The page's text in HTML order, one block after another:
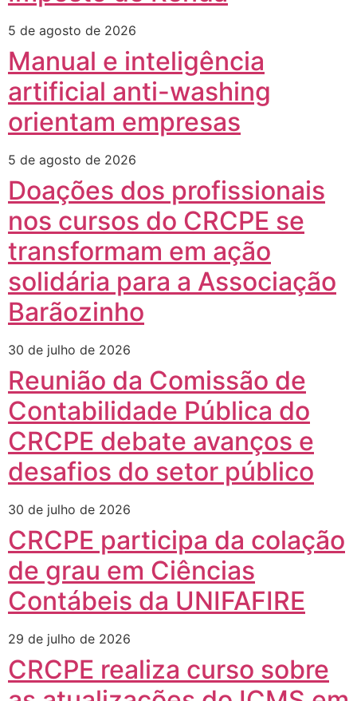
5 de agosto de 2026
Manual e inteligência
artificial anti-washing
orientam empresas
5 de agosto de 2026
Doações dos profissionais
nos cursos do CRCPE se
transformam em ação
solidária para a Associação
Barãozinho
30 de julho de 2026
Reunião da Comissão de
Contabilidade Pública do
CRCPE debate avanços e
desafios do setor público
30 de julho de 2026
CRCPE participa da colação
de grau em Ciências
Contábeis da UNIFAFIRE
29 de julho de 2026
CRCPE realiza curso sobre